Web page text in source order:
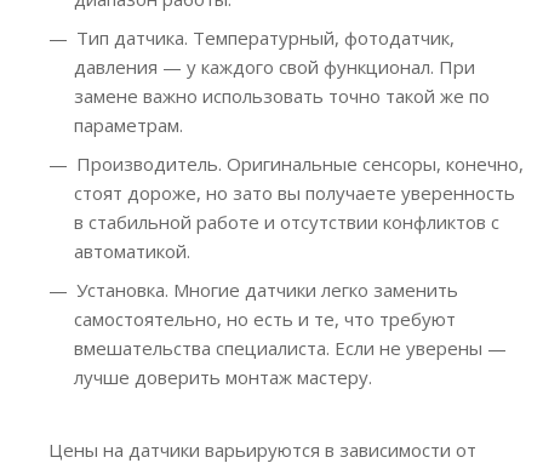
Тип датчика. Температурный, фотодатчик,
давления — у каждого свой функционал. При
замене важно использовать точно такой же по
параметрам.
Производитель. Оригинальные сенсоры, конечно,
стоят дороже, но зато вы получаете уверенность
в стабильной работе и отсутствии конфликтов с
автоматикой.
Установка. Многие датчики легко заменить
самостоятельно, но есть и те, что требуют
вмешательства специалиста. Если не уверены —
лучше доверить монтаж мастеру.
Цены на датчики варьируются в зависимости от